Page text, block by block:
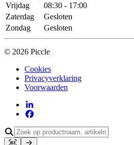
Vrijdag
08:30 - 17:00
Zaterdag
Gesloten
Zondag
Gesloten
© 2026 Piccle
Cookies
Privacyverklaring
Voorwaarden